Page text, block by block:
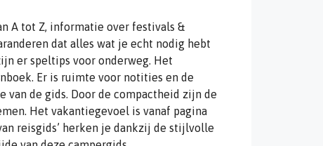
A tot Z, informatie over festivals &
dat alles wat je echt nodig hebt
er speltips voor onderweg. Het
Er is ruimte voor notities en de
de gids. Door de compactheid zijn de
Het vakantiegevoel is vanaf pagina
reisgids’ herken je dankzij de stijlvolle